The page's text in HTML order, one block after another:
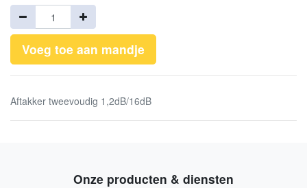
Voeg toe aan mandje
Aftakker tweevoudig 1,2dB/16dB
Onze producten & diensten